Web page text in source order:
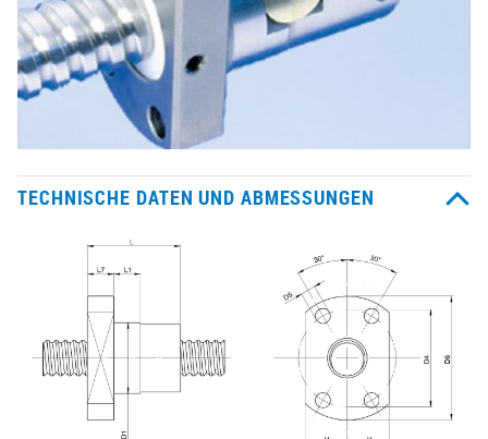
TECHNISCHE DATEN UND ABMESSUNGEN